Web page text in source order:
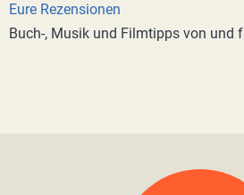
Eure Rezensionen
Buch-, Musik und Filmtipps von und